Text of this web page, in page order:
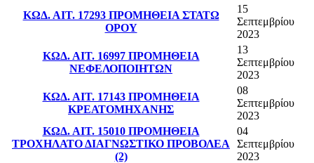
ΚΩΔ. ΑΙΤ. 17293 ΠΡΟΜΗΘΕΙΑ ΣΤΑΤΩ
ΟΡΟΥ
15
Σεπτεμβρίου
2023
ΚΩΔ. ΑΙΤ. 16997 ΠΡΟΜΗΘΕΙΑ
ΝΕΦΕΛΟΠΟΙΗΤΩΝ
13
Σεπτεμβρίου
2023
ΚΩΔ. ΑΙΤ. 17143 ΠΡΟΜΗΘΕΙΑ
ΚΡΕΑΤΟΜΗΧΑΝΗΣ
08
Σεπτεμβρίου
2023
ΚΩΔ. ΑΙΤ. 15010 ΠΡΟΜΗΘΕΙΑ
ΤΡΟΧΗΛΑΤΟ ΔΙΑΓΝΩΣΤΙΚΟ ΠΡΟΒΟΛΕΑ
(2)
04
Σεπτεμβρίου
2023